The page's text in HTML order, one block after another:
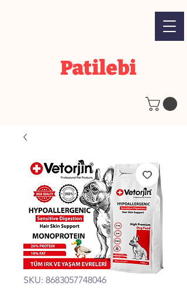
Patilebi
SKU: 8683057748046